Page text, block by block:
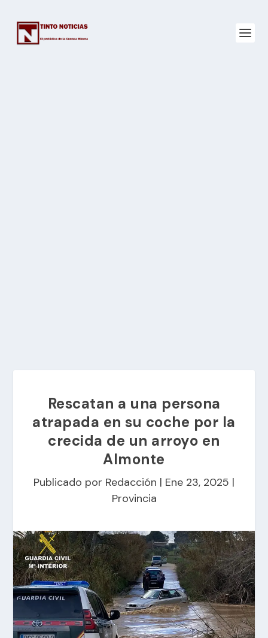
Rescatan a una persona
atrapada en su coche por la
crecida de un arroyo en
Almonte
Publicado por Redacción | Ene 23, 2025 |
Provincia